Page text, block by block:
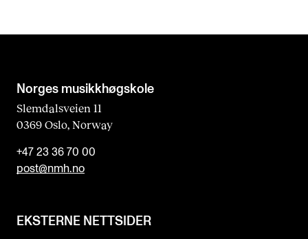
Norges musikk­høgskole
Slemdalsveien 11
0369 Oslo, Norway
+47 23 36 70 00
post@nmh.no
EKSTERNE NETTSIDER